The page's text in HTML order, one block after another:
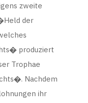
zweite
der
produziert
Trophae
Nachdem
ihr